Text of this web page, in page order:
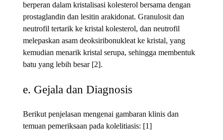
berperan dalam kristalisasi kolesterol bersama dengan
prostaglandin dan lesitin arakidonat. Granulosit dan
neutrofil tertarik ke kristal kolesterol, dan neutrofil
melepaskan asam deoksiribonukleat ke kristal, yang
kemudian menarik kristal serupa, sehingga membentuk
batu yang lebih besar [2].
e. Gejala dan Diagnosis
Berikut penjelasan mengenai gambaran klinis dan
temuan pemeriksaan pada kolelitiasis: [1]